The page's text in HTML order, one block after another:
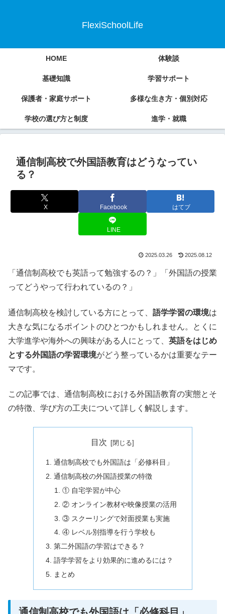
FlexiSchoolLife
HOME 体験談
基礎知識 学習サポート
保護者・家庭サポート 多様な生き方・個別対応
学校の選び方と制度 進学・就職
通信制高校で外国語教育はどうなってい
る？
X Facebook はてブ
LINE
2025.03.26 2025.08.12
「通信制高校でも英語って勉強するの？」「外国語の授業
ってどうやって行われているの？」
通信制高校を検討している方にとって、 語学学習の環境は
大きな気になるポイントのひとつかもしれません。とくに
大学進学や海外への興味がある人にとって、 英語をはじめ
とする外国語の学習環境がどう整っているかは重要なテー
マです。
この記事では、通信制高校における外国語教育の実態とそ
の特徴、学び方の工夫について詳しく解説します。
目次
通信制高校でも外国語は「必修科目」
通信制高校の外国語授業の特徴
① 自宅学習が中心
② オンライン教材や映像授業の活用
③ スクーリングで対面授業も実施
④ レベル別指導を行う学校も
第二外国語の学習はできる？
語学学習をより効果的に進めるには？
まとめ